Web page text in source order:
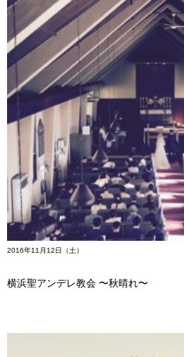
2016年11月12日（土）
横浜聖アンデレ教会 〜秋晴れ〜